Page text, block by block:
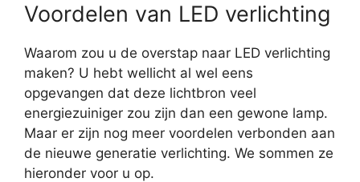
Voordelen van LED verlichting
Waarom zou u de overstap naar LED verlichting
maken? U hebt wellicht al wel eens
opgevangen dat deze lichtbron veel
energiezuiniger zou zijn dan een gewone lamp.
Maar er zijn nog meer voordelen verbonden aan
de nieuwe generatie verlichting. We sommen ze
hieronder voor u op.